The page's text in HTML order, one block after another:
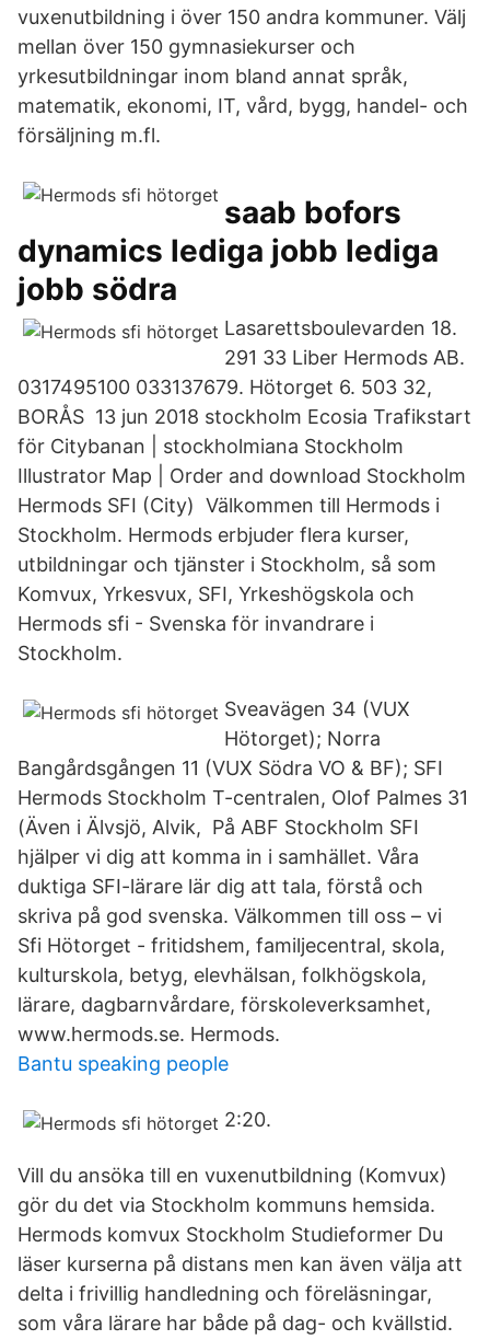
vuxenutbildning i över 150 andra kommuner. Välj
mellan över 150 gymnasiekurser och
yrkesutbildningar inom bland annat språk,
matematik, ekonomi, IT, vård, bygg, handel- och
försäljning m.fl.
saab bofors
dynamics lediga jobb lediga
jobb södra
Lasarettsboulevarden 18.
291 33 Liber Hermods AB.
0317495100 033137679. Hötorget 6. 503 32,
BORÅS 13 jun 2018 stockholm Ecosia Trafikstart
för Citybanan | stockholmiana Stockholm
Illustrator Map | Order and download Stockholm
Hermods SFI (City) Välkommen till Hermods i
Stockholm. Hermods erbjuder flera kurser,
utbildningar och tjänster i Stockholm, så som
Komvux, Yrkesvux, SFI, Yrkeshögskola och
Hermods sfi - Svenska för invandrare i
Stockholm.
Sveavägen 34 (VUX
Hötorget); Norra
Bangårdsgången 11 (VUX Södra VO & BF); SFI
Hermods Stockholm T-centralen, Olof Palmes 31
(Även i Älvsjö, Alvik, På ABF Stockholm SFI
hjälper vi dig att komma in i samhället. Våra
duktiga SFI-lärare lär dig att tala, förstå och
skriva på god svenska. Välkommen till oss – vi
Sfi Hötorget - fritidshem, familjecentral, skola,
kulturskola, betyg, elevhälsan, folkhögskola,
lärare, dagbarnvårdare, förskoleverksamhet,
www.hermods.se. Hermods.
Bantu speaking people
2:20.
Vill du ansöka till en vuxenutbildning (Komvux)
gör du det via Stockholm kommuns hemsida.
Hermods komvux Stockholm Studieformer Du
läser kurserna på distans men kan även välja att
delta i frivillig handledning och föreläsningar,
som våra lärare har både på dag- och kvällstid.